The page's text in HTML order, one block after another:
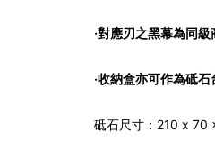
‧對應刃之黑幕為同級
‧收納盒亦可作為砥石
砥石尺寸：210 x 70